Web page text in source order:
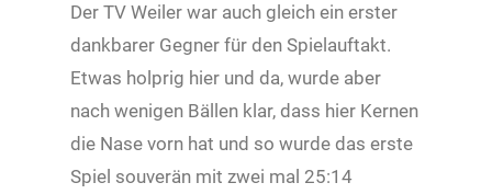
Der TV Weiler war auch gleich ein erster
dankbarer Gegner für den Spielauftakt.
Etwas holprig hier und da, wurde aber
nach wenigen Bällen klar, dass hier Kernen
die Nase vorn hat und so wurde das erste
Spiel souverän mit zwei mal 25:14